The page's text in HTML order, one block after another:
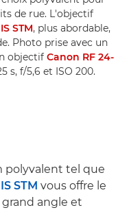
de rue. L'objectif
STM, plus abordable,
Photo prise avec un
objectif Canon RF 24-
s, f/5,6 et ISO 200.
polyvalent tel que
STM vous offre le
angle et